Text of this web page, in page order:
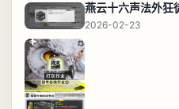
燕云十六声法外狂
2026-02-23